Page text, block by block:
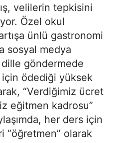
velilerin tepkisini
Özel okul
ünlü gastronomi
sosyal medya
göndermede
ödediği yüksek
“Verdiğimiz ücret
eğitmen kadrosu”
her ders için
“öğretmen” olarak